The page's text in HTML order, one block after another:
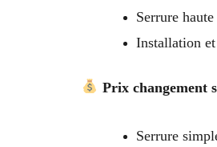
Serrure
Installation
Prix changement
Serrure